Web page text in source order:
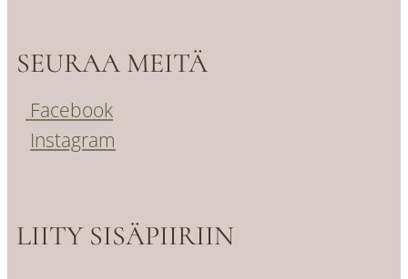
SEURAA MEITÄ
Facebook
Instagram
LIITY SISÄPIIRIIN